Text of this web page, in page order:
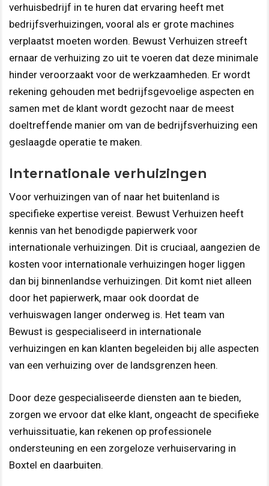
verhuisbedrijf in te huren dat ervaring heeft met
bedrijfsverhuizingen, vooral als er grote machines
verplaatst moeten worden. Bewust Verhuizen streeft
ernaar de verhuizing zo uit te voeren dat deze minimale
hinder veroorzaakt voor de werkzaamheden. Er wordt
rekening gehouden met bedrijfsgevoelige aspecten en
samen met de klant wordt gezocht naar de meest
doeltreffende manier om van de bedrijfsverhuizing een
geslaagde operatie te maken.
Internationale verhuizingen
Voor verhuizingen van of naar het buitenland is
specifieke expertise vereist. Bewust Verhuizen heeft
kennis van het benodigde papierwerk voor
internationale verhuizingen. Dit is cruciaal, aangezien de
kosten voor internationale verhuizingen hoger liggen
dan bij binnenlandse verhuizingen. Dit komt niet alleen
door het papierwerk, maar ook doordat de
verhuiswagen langer onderweg is. Het team van
Bewust is gespecialiseerd in internationale
verhuizingen en kan klanten begeleiden bij alle aspecten
van een verhuizing over de landsgrenzen heen.
Door deze gespecialiseerde diensten aan te bieden,
zorgen we ervoor dat elke klant, ongeacht de specifieke
verhuissituatie, kan rekenen op professionele
ondersteuning en een zorgeloze verhuiservaring in
Boxtel en daarbuiten.